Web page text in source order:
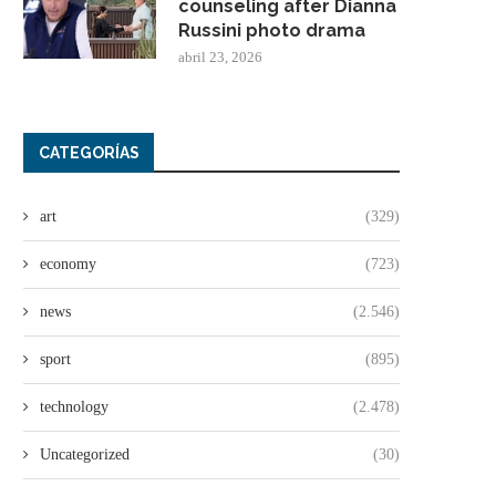
counseling after Dianna
Russini photo drama
abril 23, 2026
CATEGORÍAS
art (329)
economy (723)
news (2.546)
sport (895)
technology (2.478)
Uncategorized (30)